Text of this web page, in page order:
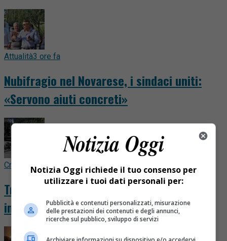
Attualità3 ore fa
Nubifragio nel Novarese, i sindaci uniti:
«Servono aiuti concreti»
Cronaca5 ore fa
Travolge sei ciclisti dopo una lite e poi li
investe ancora: arrestato 73enne
Notizia Oggi richiede il tuo consenso per
utilizzare i tuoi dati personali per:
Pubblicità e contenuti personalizzati, misurazione
delle prestazioni dei contenuti e degli annunci,
ricerche sul pubblico, sviluppo di servizi